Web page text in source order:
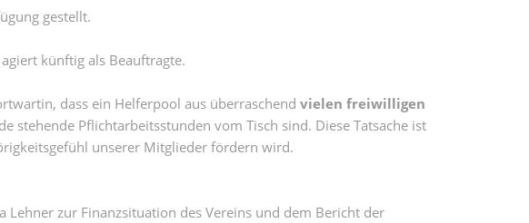
gestellt.
künftig als Beauftragte.
dass ein Helferpool aus überraschend vielen freiwilligen
stehende Pflichtarbeitsstunden vom Tisch sind. Diese Tatsache ist
unserer Mitglieder fördern wird.
zur Finanzsituation des Vereins und dem Bericht der